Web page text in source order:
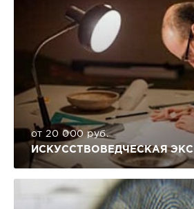
от 20 000 руб.
ИСКУССТВОВЕДЧЕСКАЯ